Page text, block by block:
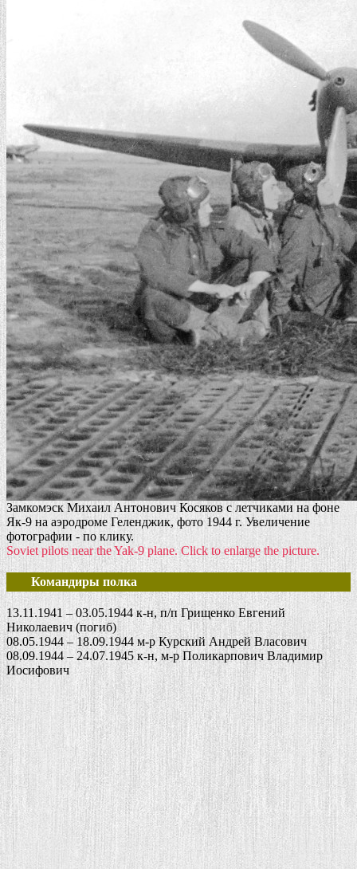
Замкомэск Михаил Антонович Косяков с летчиками на фоне
Як-9 на аэродроме Геленджик, фото 1944 г. Увеличение
фотографии - по клику.
Soviet pilots near the Yak-9 plane. Click to enlarge the picture.
Командиры полка
13.11.1941 – 03.05.1944 к-н, п/п Грищенко Евгений
Николаевич (погиб)
08.05.1944 – 18.09.1944 м-р Курский Андрей Власович
08.09.1944 – 24.07.1945 к-н, м-р Поликарпович Владимир
Иосифович